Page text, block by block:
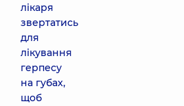
лікаря
звертатись
для
лікування
герпесу
на губах,
щоб